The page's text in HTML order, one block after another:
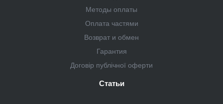
Методы оплаты
Оплата частями
Возврат и обмен
Гарантия
Договір публічної оферти
Статьи